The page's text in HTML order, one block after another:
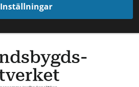
Inställningar